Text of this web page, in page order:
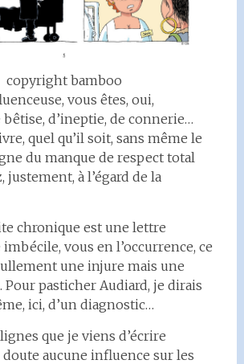
copyright bamboo
vous êtes, oui,
d’ineptie, de connerie…
quel qu’il soit, sans même le
du manque de respect total
justement, à l’égard de la
chronique est une lettre
vous en l’occurrence, ce
une injure mais une
pasticher Audiard, je dirais
ici, d’un diagnostic…
que je viens d’écrire
doute aucune influence sur les